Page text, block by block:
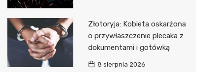
Złotoryja: Kobieta oskarżona
o przywłaszczenie plecaka z
dokumentami i gotówką
8 sierpnia 2026